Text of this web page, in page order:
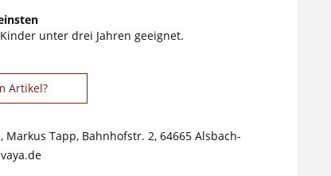
unter drei Jahren geeignet.
Artikel?
Markus Tapp, Bahnhofstr. 2, 64665 Alsbach-